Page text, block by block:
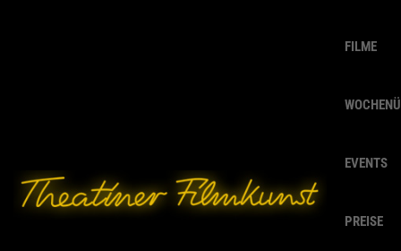
FILME
EVENTS
PREISE